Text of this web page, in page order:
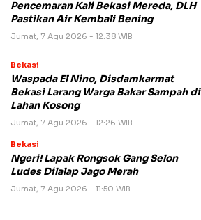
Pencemaran Kali Bekasi Mereda, DLH
Pastikan Air Kembali Bening
Jumat, 7 Agu 2026 - 12:38 WIB
Bekasi
Waspada El Nino, Disdamkarmat
Bekasi Larang Warga Bakar Sampah di
Lahan Kosong
Jumat, 7 Agu 2026 - 12:26 WIB
Bekasi
Ngeri! Lapak Rongsok Gang Selon
Ludes Dilalap Jago Merah
Jumat, 7 Agu 2026 - 11:50 WIB